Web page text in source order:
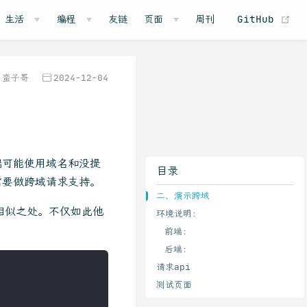
生活 编程 友链 页面 周刊 GitHub
蛮子哥 2024-12-04
目录
二、演示跨域
环境说明：
前端：
后端：
请求api
测试页面
能使用域名和没提
做跨域请求支持。
之处。不仅如此他